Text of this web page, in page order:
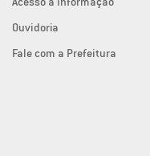
Ouvidoria
Fale com a Prefeitura